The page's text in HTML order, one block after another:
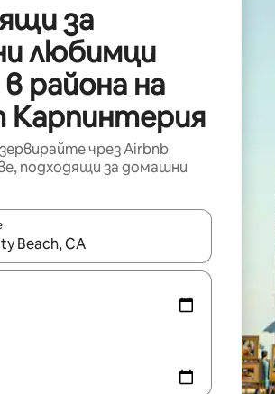
за
любимци
района на
Карпинтерия
чрез Airbnb
подходящи за домашни
се покажат, използвайте